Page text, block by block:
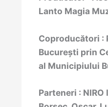
Lanto Magia
Coproducători :
București prin
al Municipiului
Parteneri :